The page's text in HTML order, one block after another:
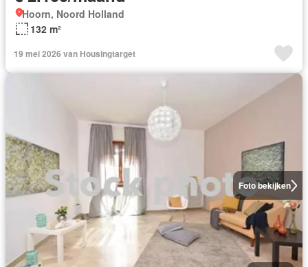
Hoorn, Noord Holland
132 m²
19 mei 2026 van Housingtarget
Foto bekijken